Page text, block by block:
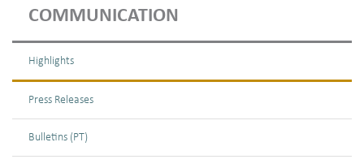
COMMUNICATION
Highlights
Press Releases
Bulletins (PT)